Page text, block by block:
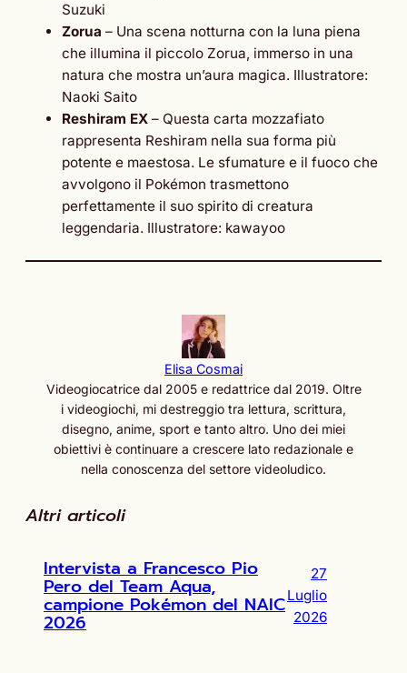
Suzuki
Zorua – Una scena notturna con la luna piena
che illumina il piccolo Zorua, immerso in una
natura che mostra un’aura magica. Illustratore:
Naoki Saito
Reshiram EX – Questa carta mozzafiato
rappresenta Reshiram nella sua forma più
potente e maestosa. Le sfumature e il fuoco che
avvolgono il Pokémon trasmettono
perfettamente il suo spirito di creatura
leggendaria. Illustratore: kawayoo
Elisa Cosmai
Videogiocatrice dal 2005 e redattrice dal 2019. Oltre
i videogiochi, mi destreggio tra lettura, scrittura,
disegno, anime, sport e tanto altro. Uno dei miei
obiettivi è continuare a crescere lato redazionale e
nella conoscenza del settore videoludico.
Altri articoli
Intervista a Francesco Pio
Pero del Team Aqua,
campione Pokémon del NAIC
2026
27
Luglio
2026